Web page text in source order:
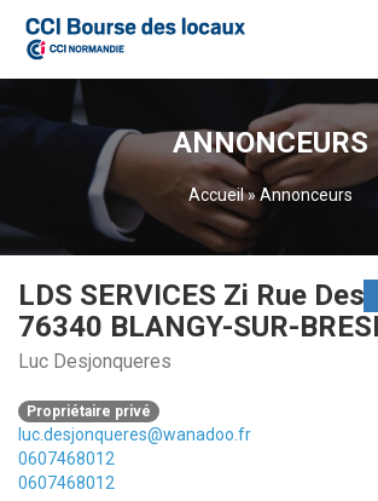
ANNONCEURS
Accueil»Annonceurs
LDS SERVICES Zi Rue Des
76340 BLANGY-SUR-
Luc Desjonqueres
Propriétaire privé
luc.desjonqueres@wanadoo.fr
0607468012
0607468012